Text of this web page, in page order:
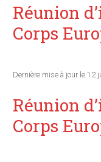
Réunion
Corps
Dernière mise à jour le 12
Réunion
Corps